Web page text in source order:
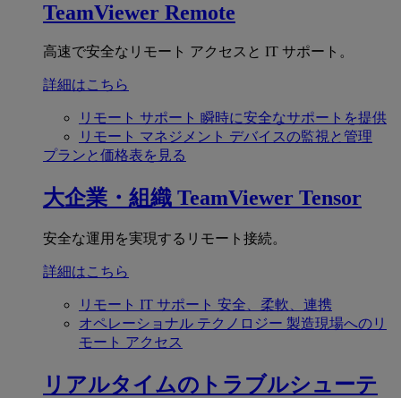
TeamViewer Remote
高速で安全なリモート アクセスと IT サポート。
詳細はこちら
リモート サポート 瞬時に安全なサポートを提供
リモート マネジメント デバイスの監視と管理
プランと価格表を見る
大企業・組織 TeamViewer Tensor
安全な運用を実現するリモート接続。
詳細はこちら
リモート IT サポート 安全、柔軟、連携
オペレーショナル テクノロジー 製造現場へのリ
モート アクセス
リアルタイムのトラブルシューテ